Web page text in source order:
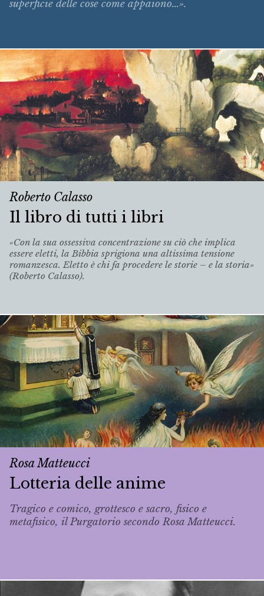
superficie delle cose come appaiono...».
Roberto Calasso
Il libro di tutti i libri
«Con la sua ossessiva concentrazione su ciò che implica
essere eletti, la Bibbia sprigiona una altissima tensione
romanzesca. Eletto è chi fa procedere le storie – e la storia»
(Roberto Calasso).
Rosa Matteucci
Lotteria delle anime
Tragico e comico, grottesco e sacro, fisico e
metafisico, il Purgatorio secondo Rosa Matteucci.